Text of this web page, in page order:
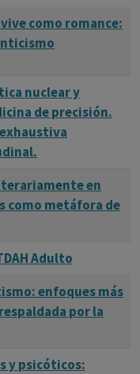
HACIA DSM5 Y
como romance:
nuclear y
de precisión.
en
como metáfora de
Adulto
enfoques más
por la
y psicóticos: